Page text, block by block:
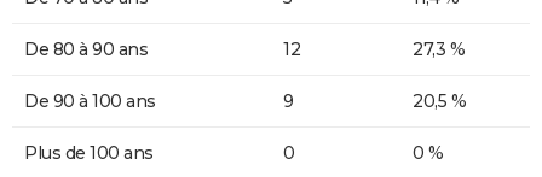
De 80 à 90 ans 12 27,3 %
De 90 à 100 ans 9 20,5 %
Plus de 100 ans 0 0 %